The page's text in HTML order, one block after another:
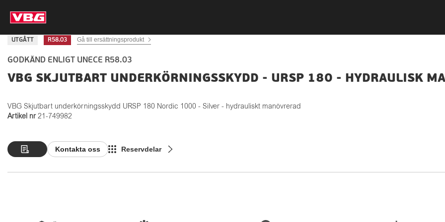
UTGÅTT R58.03 Gå till ersättningsprodukt
GODKÄND ENLIGT UNECE R58.03
VBG SKJUTBART UNDERKÖRNINGSSKYDD - URSP 180 - HYDRAULISK
VBG Skjutbart underkörningsskydd URSP 180 Nordic 1000 - Silver - hydrauliskt manövrerad
Artikel nr 21-749982
Kontakta oss Reservdelar